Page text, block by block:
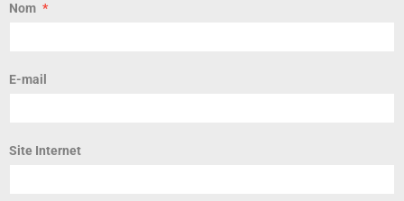
Nom
E-mail
Site Internet